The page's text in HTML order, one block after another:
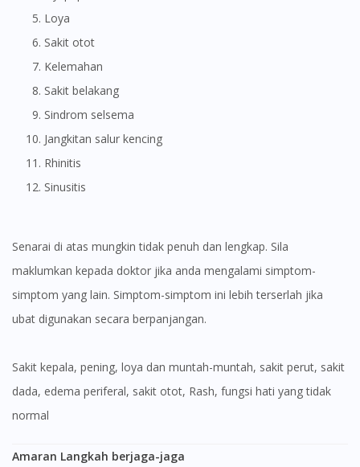
Loya
Sakit otot
Kelemahan
Sakit belakang
Sindrom selsema
Jangkitan salur kencing
Rhinitis
Sinusitis
Senarai di atas mungkin tidak penuh dan lengkap. Sila
maklumkan kepada doktor jika anda mengalami simptom-
simptom yang lain. Simptom-simptom ini lebih terserlah jika
ubat digunakan secara berpanjangan.
Sakit kepala, pening, loya dan muntah-muntah, sakit perut, sakit
dada, edema periferal, sakit otot, Rash, fungsi hati yang tidak
normal
Amaran Langkah berjaga-jaga